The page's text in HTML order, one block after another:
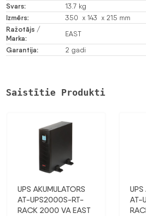
Svars: 13.7 kg
Izmērs: 350 x 143 x 215 mm
Ražotājs /
Marka:
EAST
Garantija: 2 gadi
Saistītie Produkti
UPS AKUMULATORS
AT-UPS2000S-RT-
RACK 2000 VA EAST
UPS
AT-